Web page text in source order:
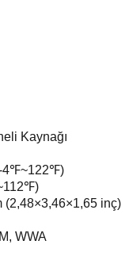
Kaynağı
4℉~122℉)
℉)
(2,48×3,46×1,65 inç)
WWA